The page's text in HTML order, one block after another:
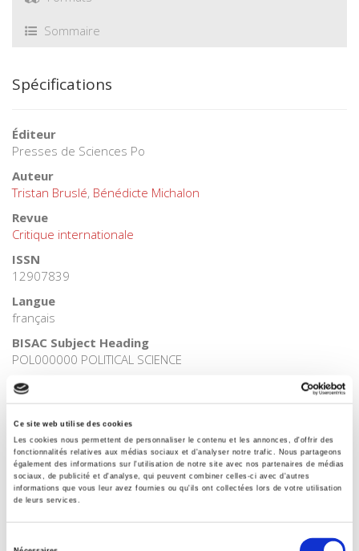
Ce site web utilise des cookies
Les cookies nous permettent de personnaliser le contenu et les annonces, d'offrir des
fonctionnalités relatives aux médias sociaux et d'analyser notre trafic. Nous partageons
également des informations sur l'utilisation de notre site avec nos partenaires de médias
sociaux, de publicité et d'analyse, qui peuvent combiner celles-ci avec d'autres
informations que vous leur avez fournies ou qu'ils ont collectées lors de votre utilisation
de leurs services.
Sommaire
Spécifications
Éditeur
Presses de Sciences Po
Auteur
Tristan Bruslé, Bénédicte Michalon
Revue
Critique internationale
ISSN
12907839
Langue
français
BISAC Subject Heading
POL000000 POLITICAL SCIENCE
BIC subject category (UK)
H Humanities
Code publique Onix
06 Professionnel et académique
CLIL (Version 2013-2019 )
3297 Relations internationales
Presses de Sciences Po